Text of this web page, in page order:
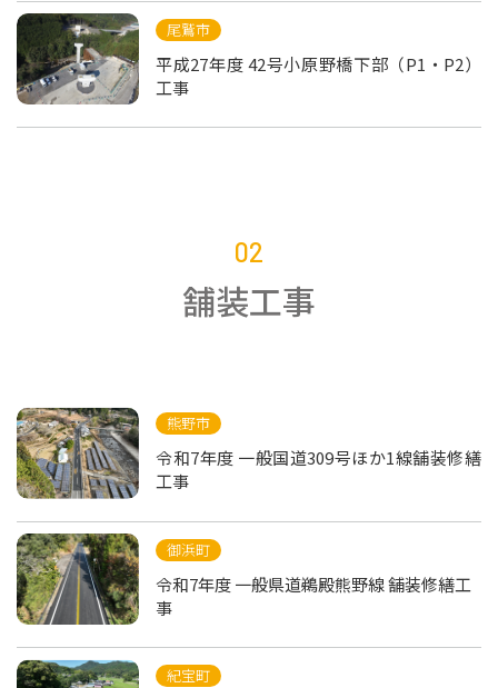
尾鷲市
平成27年度 42号小原野橋下部（P1・P2）
工事
02
舗装工事
熊野市
令和7年度 一般国道309号ほか1線舗装修繕
工事
御浜町
令和7年度 一般県道鵜殿熊野線 舗装修繕工
事
紀宝町